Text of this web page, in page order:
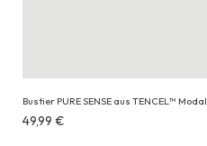
Bustier PURE SENSE aus TENCEL™ Modal
Erhältlich
49,99 €